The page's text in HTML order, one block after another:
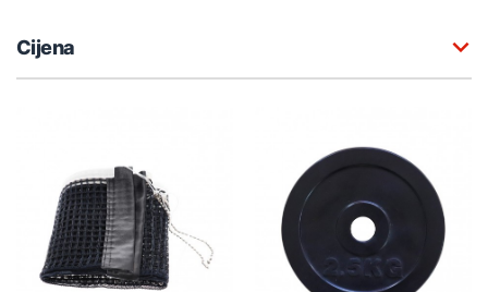
Cijena